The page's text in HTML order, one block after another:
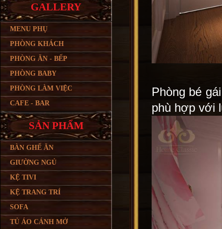
GALLERY
MENU PHỤ
PHÒNG KHÁCH
PHÒNG ĂN - BẾP
PHÒNG BABY
PHÒNG LÀM VIỆC
CAFE - BAR
SẢN PHẨM
BÀN GHẾ ĂN
GIƯỜNG NGỦ
KỆ TIVI
KỆ TRANG TRÍ
SOFA
TỦ ÁO CÁNH MỞ
Phòng bé
phù hợp với